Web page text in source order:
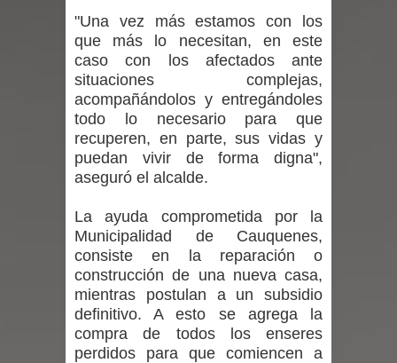
Linares: “No dará la cara”
Seremi de Desarrollo Social y Familia
mantiene despliegue para apoyar a
niños y adolescentes durante la
Del anime al K-pop: especialistas U.
de Chile analizan el creciente interés
por las culturas japonesa y coreana
Renuncia del seremi Minvu en el
"Una vez más estamos con los
que más lo necesitan, en este
caso con los afectados ante
situaciones complejas,
acompañándolos y entregándoles
todo lo necesario para que
recuperen, en parte, sus vidas y
puedan vivir de forma digna",
aseguró el alcalde.
La ayuda comprometida por la
Municipalidad de Cauquenes,
consiste en la reparación o
construcción de una nueva casa,
mientras postulan a un subsidio
definitivo. A esto se agrega la
compra de todos los enseres
perdidos para que comiencen a